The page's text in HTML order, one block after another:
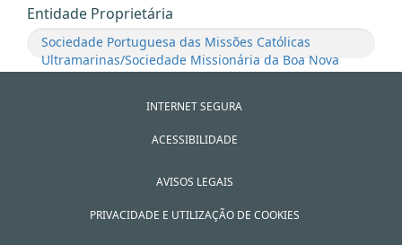
Entidade Proprietária
Sociedade Portuguesa das Missões Católicas
Ultramarinas/Sociedade Missionária da Boa Nova
INTERNET SEGURA
ACESSIBILIDADE
AVISOS LEGAIS
PRIVACIDADE E UTILIZAÇÃO DE COOKIES